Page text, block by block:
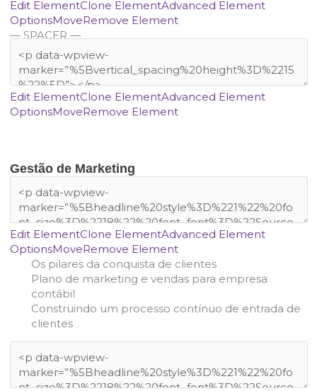
Edit ElementClone ElementAdvanced Element
OptionsMoveRemove Element
— SPACER —
Edit ElementClone ElementAdvanced Element
OptionsMoveRemove Element
Gestão de Marketing
Edit ElementClone ElementAdvanced Element
OptionsMoveRemove Element
Os pilares da conquista de clientes
Plano de marketing e vendas para empresa
contábil
Construindo um processo contínuo de entrada de
clientes